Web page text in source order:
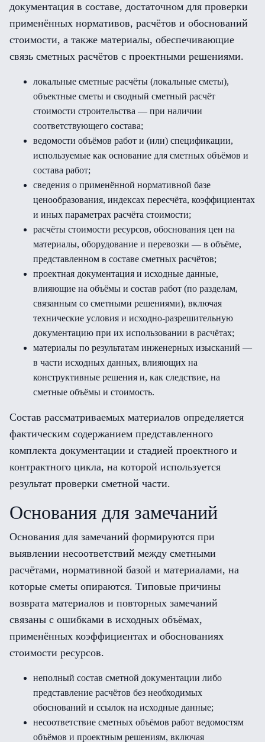
документация в составе, достаточном для проверки
применённых нормативов, расчётов и обоснований
стоимости, а также материалы, обеспечивающие
связь сметных расчётов с проектными решениями.
локальные сметные расчёты (локальные сметы),
объектные сметы и сводный сметный расчёт
стоимости строительства — при наличии
соответствующего состава;
ведомости объёмов работ и (или) спецификации,
используемые как основание для сметных объёмов и
состава работ;
сведения о применённой нормативной базе
ценообразования, индексах пересчёта, коэффициентах
и иных параметрах расчёта стоимости;
расчёты стоимости ресурсов, обоснования цен на
материалы, оборудование и перевозки — в объёме,
представленном в составе сметных расчётов;
проектная документация и исходные данные,
влияющие на объёмы и состав работ (по разделам,
связанным со сметными решениями), включая
технические условия и исходно-разрешительную
документацию при их использовании в расчётах;
материалы по результатам инженерных изысканий —
в части исходных данных, влияющих на
конструктивные решения и, как следствие, на
сметные объёмы и стоимость.
Состав рассматриваемых материалов определяется
фактическим содержанием представленного
комплекта документации и стадией проектного и
контрактного цикла, на которой используется
результат проверки сметной части.
Основания для замечаний
Основания для замечаний формируются при
выявлении несоответствий между сметными
расчётами, нормативной базой и материалами, на
которые сметы опираются. Типовые причины
возврата материалов и повторных замечаний
связаны с ошибками в исходных объёмах,
применённых коэффициентах и обоснованиях
стоимости ресурсов.
неполный состав сметной документации либо
представление расчётов без необходимых
обоснований и ссылок на исходные данные;
несоответствие сметных объёмов работ ведомостям
объёмов и проектным решениям, включая